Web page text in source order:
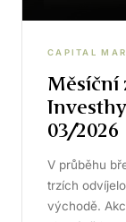
CAPITAL
Měsíční
03/2026
V průběhu
trzích
východě.